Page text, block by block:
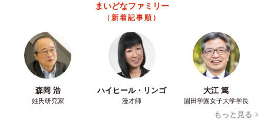
まいどなファミリー
（新着記事順）
森岡 浩
姓氏研究家
ハイヒール・リンゴ
漫才師
大江 篤
園田学園女子大学学長
もっと見る